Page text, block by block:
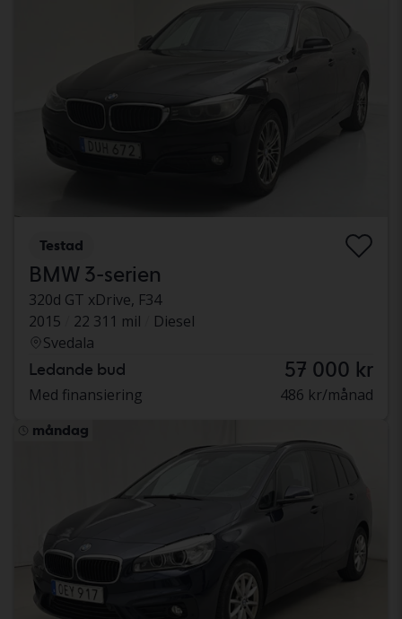
Testad
BMW 3-serien
320d GT xDrive, F34
2015
22 311 mil
Diesel
Svedala
Ledande bud 57 000 kr
Med finansiering 486 kr/månad
måndag